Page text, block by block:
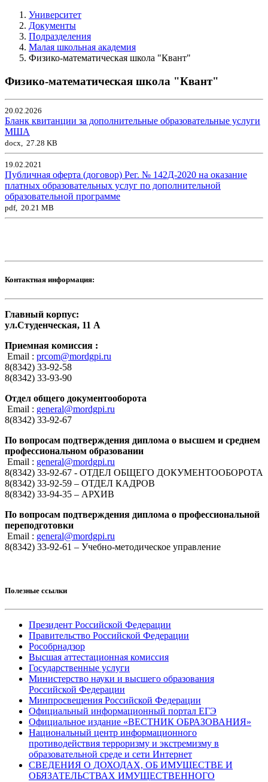
Университет
Документы
Подразделения
Малая школьная академия
Физико-математическая школа "Квант"
Физико-математическая школа "Квант"
20.02.2026
Бланк квитанции за дополнительные образовательные услуги
МША
docx, 27.28 KB
19.02.2021
Публичная оферта (договор) Рег. № 142Д-2020 на оказание
платных образовательных услуг по дополнительной
образовательной программе
pdf, 20.21 MB
Контактная информация:
Главный корпус:
ул.Студенческая, 11 А
Приемная комиссия :
Email : prcom@mordgpi.ru
8(8342) 33-92-58
8(8342) 33-93-90
Отдел общего документооборота
Email : general@mordgpi.ru
8(8342) 33-92-67
По вопросам подтверждения диплома о высшем и среднем
профессиональном образовании
Email : general@mordgpi.ru
8(8342) 33-92-67 - ОТДЕЛ ОБЩЕГО ДОКУМЕНТООБОРОТА
8(8342) 33-92-59 – ОТДЕЛ КАДРОВ
8(8342) 33-94-35 – АРХИВ
По вопросам подтверждения диплома о профессиональной
переподготовки
Email : general@mordgpi.ru
8(8342) 33-92-61 – Учебно-методическое управление
Полезные ссылки
Президент Российской Федерации
Правительство Российской Федерации
Рособрнадзор
Высшая аттестационная комиссия
Государственные услуги
Министерство науки и высшего образования
Российской Федерации
Минпросвещения Российской Федерации
Официальный информационный портал ЕГЭ
Официальное издание «ВЕСТНИК ОБРАЗОВАНИЯ»
Национальный центр информационного
противодействия терроризму и экстремизму в
образовательной среде и сети Интернет
СВЕДЕНИЯ О ДОХОДАХ, ОБ ИМУЩЕСТВЕ И
ОБЯЗАТЕЛЬСТВАХ ИМУЩЕСТВЕННОГО